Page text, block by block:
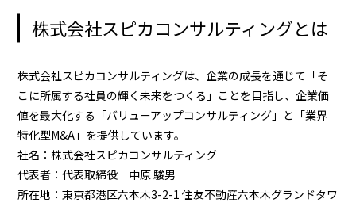
株式会社スピカコンサルティングとは
株式会社スピカコンサルティングは、企業の成長を通じて「そ
こに所属する社員の輝く未来をつくる」ことを目指し、企業価
値を最大化する「バリューアップコンサルティング」と「業界
特化型M&A」を提供しています。
社名：株式会社スピカコンサルティング
代表者：代表取締役 中原 駿男
所在地：東京都港区六本木3-2-1 住友不動産六本木グランドタワ